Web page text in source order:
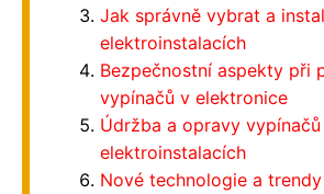
Jak správně vybrat a
elektroinstalacích
Bezpečnostní aspekty při
vypínačů v elektronice
Údržba a opravy
elektroinstalacích
Nové technologie a